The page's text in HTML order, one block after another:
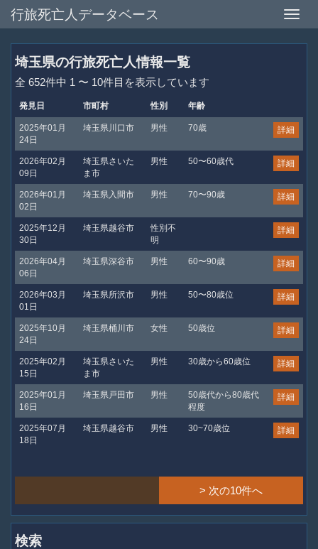
Toggle
行旅死亡人データベース
埼玉県の行旅死亡人情報一覧
全 652件中 1 〜 10件目を表示しています
発見日 市町村 性別 年齢
2025年01月
24日
埼玉県川口市 男性 70歳 詳細
2026年02月
09日
埼玉県さいた
ま市
男性 50〜60歳代 詳細
2026年01月
02日
埼玉県入間市 男性 70〜90歳 詳細
2025年12月
30日
埼玉県越谷市
性別不
明
詳細
2026年04月
06日
埼玉県深谷市 男性 60〜90歳 詳細
2026年03月
01日
埼玉県所沢市 男性 50〜80歳位 詳細
2025年10月
24日
埼玉県桶川市 女性 50歳位 詳細
2025年02月
15日
埼玉県さいた
ま市
男性 30歳から60歳位 詳細
2025年01月
16日
埼玉県戸田市 男性
50歳代から80歳代
程度
詳細
2025年07月
18日
埼玉県越谷市 男性 30~70歳位 詳細
> 次の10件へ
検索